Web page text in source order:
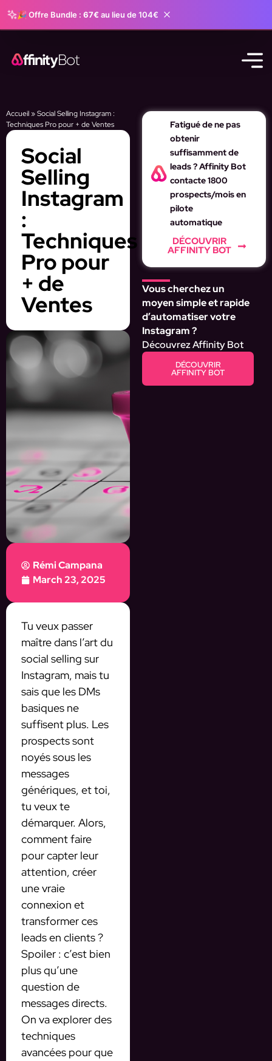
🎉 Offre Bundle : 67€ au lieu de 104€
Accueil»Social Selling Instagram :
Techniques Pro pour + de Ventes
Social
Selling
Instagram
:
Techniques
Pro pour
+ de
Ventes
Rémi Campana
March 23, 2025
Tu veux passer
maître dans l’art du
social selling sur
Instagram, mais tu
sais que les DMs
basiques ne
suffisent plus. Les
prospects sont
noyés sous les
messages
génériques, et toi,
tu veux te
démarquer. Alors,
comment faire
pour capter leur
attention, créer
une vraie
connexion et
transformer ces
leads en clients ?
Spoiler : c’est bien
plus qu’une
question de
messages directs.
On va explorer des
techniques
avancées pour que
Fatigué de ne pas
obtenir
suffisamment de
leads ? Affinity Bot
contacte 1800
prospects/mois en
pilote
automatique
DÉCOUVRIR
AFFINITY BOT
Vous cherchez un
moyen simple et rapide
d’automatiser votre
Instagram ?
Découvrez Affinity Bot
DÉCOUVRIR
AFFINITY BOT